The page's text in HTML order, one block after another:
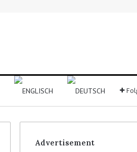
Advertisement